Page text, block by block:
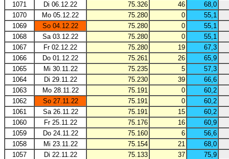
1071
Di 06.12.22 75.326 46
68,0
1070
Mo 05.12.22 75.280 0
55,1
1069
So 04.12.22 75.280 0
55,1
1068
Sa 03.12.22 75.280 0
55,1
1067
Fr 02.12.22 75.280 19
67,3
1066
Do 01.12.22 75.261 26
65,9
1065
Mi 30.11.22 75.235 5
57,3
1064
Di 29.11.22 75.230 39
66,6
1063
Mo 28.11.22 75.191 0
60,2
1062
So 27.11.22 75.191 0
60,2
1061
Sa 26.11.22 75.191 15
60,2
1060
Fr 25.11.22 75.176 16
60,9
1059
Do 24.11.22 75.160 6
56,6
1058
Mi 23.11.22 75.154 21
68,0
1057
Di 22.11.22 75.133 37
75,9